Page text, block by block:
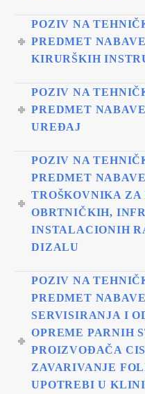
POZIV NA
PREDMET
KIRURŠKIH
POZIV NA
PREDMET
UREĐAJ
POZIV NA
PREDMET
TROŠKOVNIKA
OBRTNIČKIH,
INSTALACIONIH
DIZALU
POZIV NA
PREDMET
SERVISIRANJA I
OPREME PARNIH
PROIZVOĐAČA
ZAVARIVANJE
UPOTREBI U